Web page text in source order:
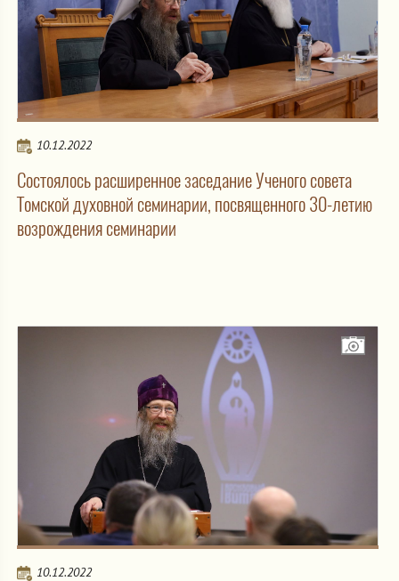
10.12.2022
Состоялось расширенное заседание Ученого совета
Томской духовной семинарии, посвященного 30-летию
возрождения семинарии
10.12.2022